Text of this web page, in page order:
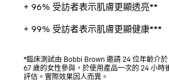
+ 96% 受訪者表示肌膚更顯透亮**
+ 99% 受訪者表示肌膚更顯健康***
*臨床測試由 Bobbi Brown 邀請 24 位年齡介於
67 歲的女性參與，於使用產品一次的 24 小時
評估。實際效果因人而異。